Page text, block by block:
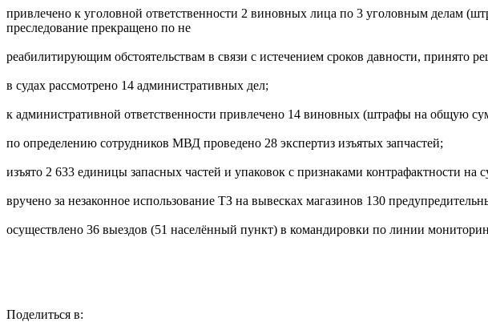
привлечено к уголовной ответственности 2 виновных лица по 3 уголовным делам
преследование прекращено по не
реабилитирующим обстоятельствам в связи с истечением сроков давности, принято
в судах рассмотрено 14 административных дел;
к административной ответственности привлечено 14 виновных (штрафы на общую
по определению сотрудников МВД проведено 28 экспертиз изъятых запчастей;
изъято 2 633 единицы запасных частей и упаковок с признаками контрафактности на
вручено за незаконное использование ТЗ на вывесках магазинов 130
осуществлено 36 выездов (51 населённый пункт) в командировки по линии
Поделитьcя в: